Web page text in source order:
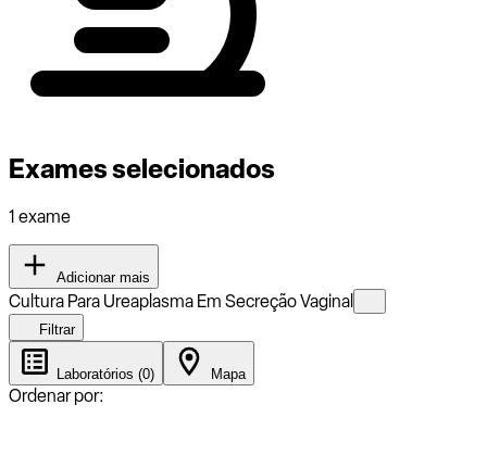
Exames selecionados
1 exame
Adicionar mais
Cultura Para Ureaplasma Em Secreção Vaginal
Filtrar
Laboratórios (0) Mapa
Ordenar por: